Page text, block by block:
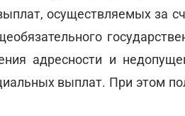
осуществляемых за
адресности и
выплат. При этом